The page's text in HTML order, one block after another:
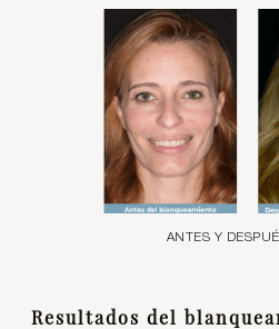
ANTES Y
Resultados del